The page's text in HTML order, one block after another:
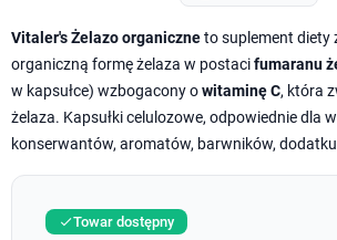
Vitaler's Żelazo organiczneto suplement diety
organiczną formę żelaza w postacifumaranu
w kapsułce) wzbogacony owitaminę C, która
żelaza. Kapsułki celulozowe, odpowiednie dla
konserwantów, aromatów, barwników,
Towar dostępny